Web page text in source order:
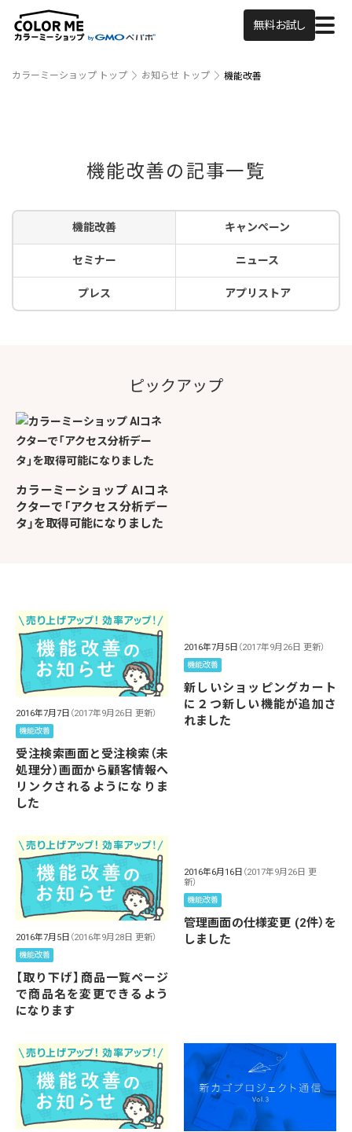
無料お試し
カラーミーショップ トップ お知らせ トップ 機能改善
機能改善の記事一覧
機能改善 キャンペーン
セミナー ニュース
プレス アプリストア
ピックアップ
カラーミーショップ AIコネ
クターで「アクセス分析デー
タ」を取得可能になりました
2016年7月7日 （2017年9月26日 更新）
機能改善
受注検索画面と受注検索（未
処理分）画面から顧客情報へ
リンクされるようになりま
した
2016年7月5日 （2017年9月26日 更新）
機能改善
新しいショッピングカート
に２つ新しい機能が追加さ
れました
2016年7月5日 （2016年9月28日 更新）
機能改善
【取り下げ】商品一覧ページ
で商品名を変更できるよう
になります
2016年6月16日 （2017年9月26日 更
新）
機能改善
管理画面の仕様変更 (2件）を
しました